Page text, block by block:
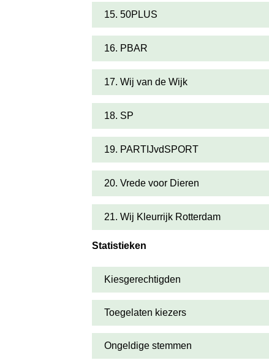
15. 50PLUS
16. PBAR
17. Wij van de Wijk
18. SP
19. PARTIJvdSPORT
20. Vrede voor Dieren
21. Wij Kleurrijk Rotterdam
Statistieken
Kiesgerechtigden
Toegelaten kiezers
Ongeldige stemmen